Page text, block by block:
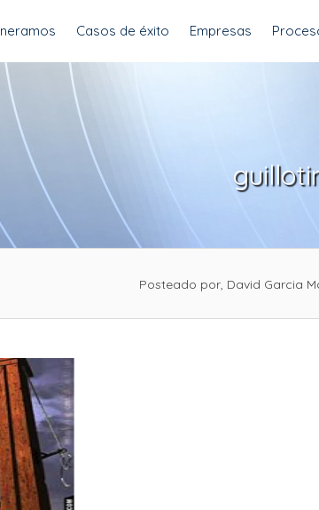
Posteado por, David Garcia
Casos de éxito Empresas